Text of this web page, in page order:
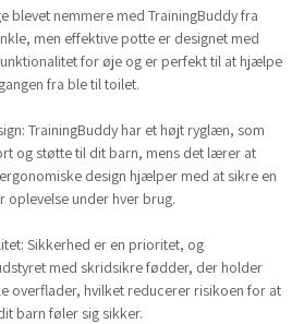
blevet nemmere med TrainingBuddy fra
men effektive potte er designet med
for øje og er perfekt til at hjælpe
fra ble til toilet.
TrainingBuddy har et højt ryglæn, som
og støtte til dit barn, mens det lærer at
design hjælper med at sikre en
oplevelse under hver brug.
Sikkerhed er en prioritet, og
med skridsikre fødder, der holder
overflader, hvilket reducerer risikoen for at
barn føler sig sikker.